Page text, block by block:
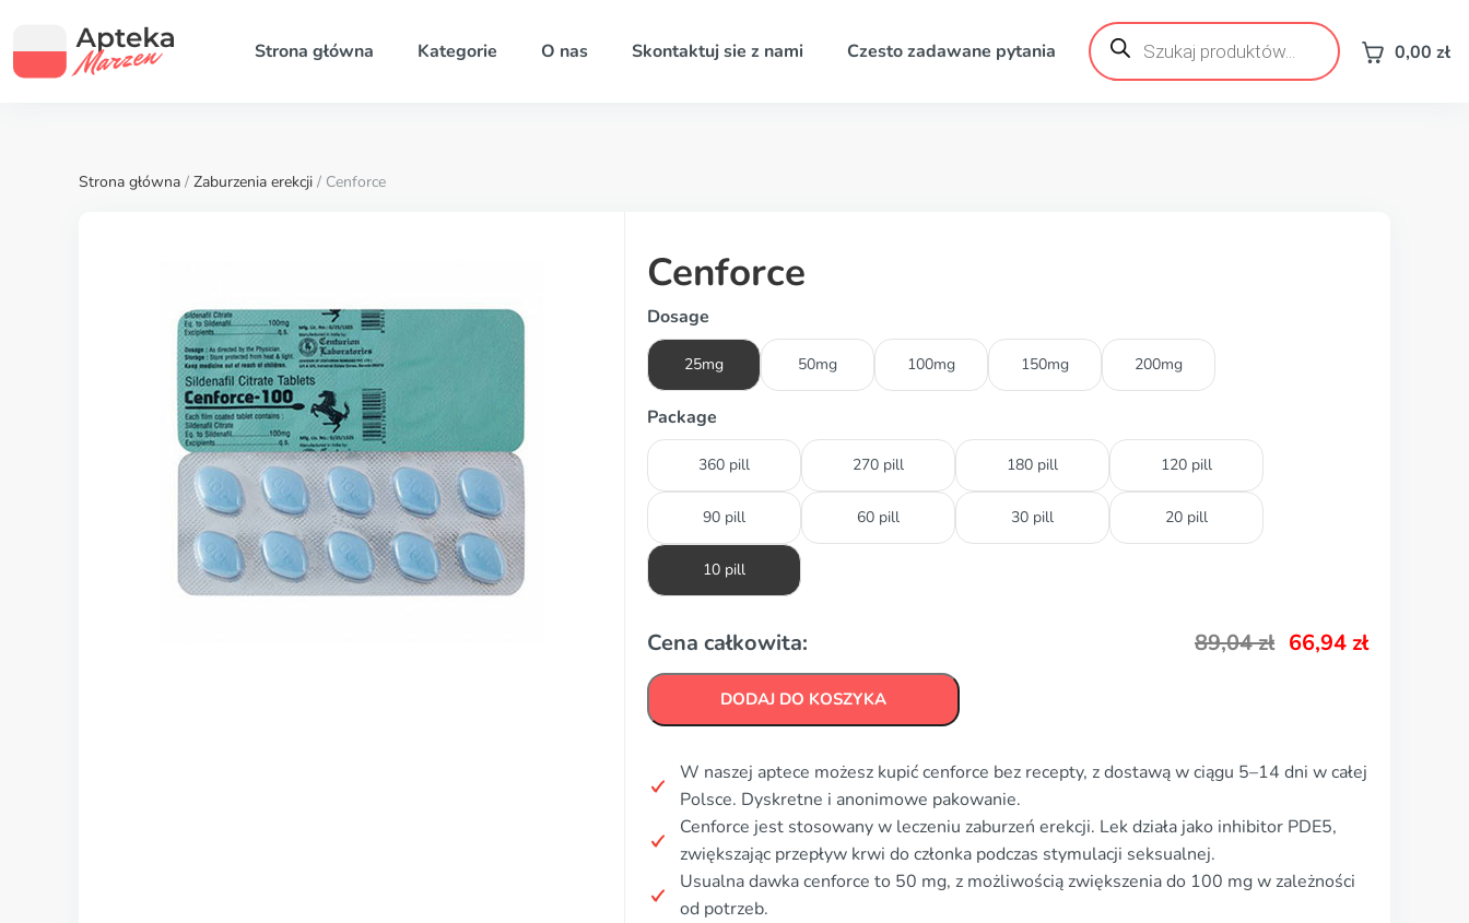
Strona główna Kategorie O nas Skontaktuj sie z nami Czesto zadawane pytania
Wyszukiwarka
produktów 0,00 zł
Strona główna / Zaburzenia erekcji / Cenforce
Cenforce
Dosage
25mg 50mg 100mg 150mg 200mg
Package
360 pill 270 pill 180 pill 120 pill
90 pill 60 pill 30 pill 20 pill
10 pill
Cena całkowita: 89,04zł 66,94 zł
DODAJ DO KOSZYKA
W naszej aptece możesz kupić cenforce bez recepty, z dostawą w ciągu 5–14 dni w całej
Polsce. Dyskretne i anonimowe pakowanie.
Cenforce jest stosowany w leczeniu zaburzeń erekcji. Lek działa jako inhibitor PDE5,
zwiększając przepływ krwi do członka podczas stymulacji seksualnej.
Usualna dawka cenforce to 50 mg, z możliwością zwiększenia do 100 mg w zależności
od potrzeb.